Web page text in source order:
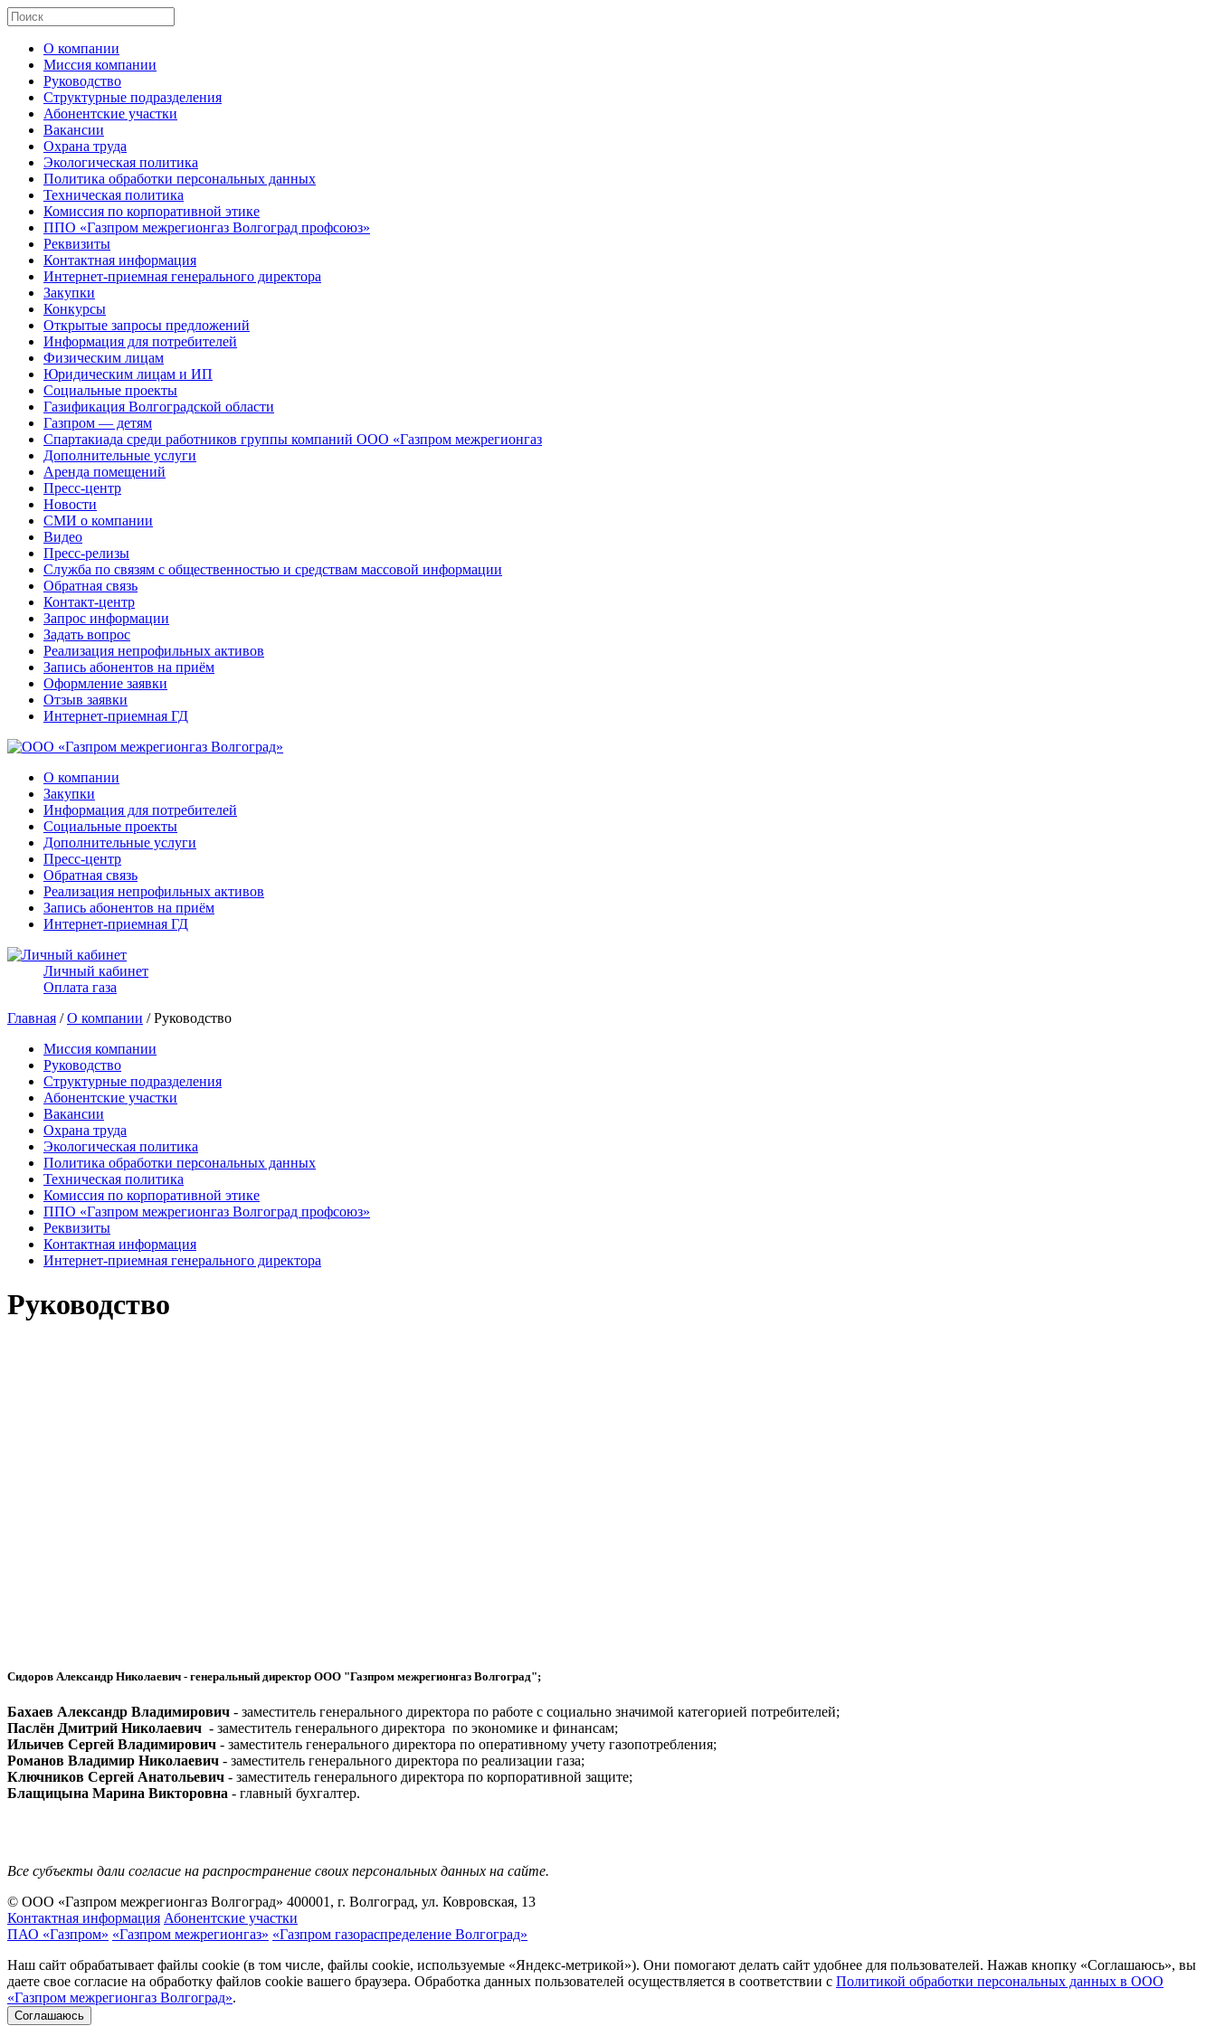
О компании
Миссия компании
Руководство
Структурные подразделения
Абонентские участки
Вакансии
Охрана труда
Экологическая политика
Политика обработки персональных данных
Техническая политика
Комиссия по корпоративной этике
ППО «Газпром межрегионгаз Волгоград профсоюз»
Реквизиты
Контактная информация
Интернет-приемная генерального директора
Закупки
Конкурсы
Открытые запросы предложений
Информация для потребителей
Физическим лицам
Юридическим лицам и ИП
Социальные проекты
Газификация Волгоградской области
Газпром — детям
Спартакиада среди работников группы компаний ООО «Газпром межрегионгаз
Дополнительные услуги
Аренда помещений
Пресс-центр
Новости
СМИ о компании
Видео
Пресс-релизы
Служба по связям с общественностью и средствам массовой информации
Обратная связь
Контакт-центр
Запрос информации
Задать вопрос
Реализация непрофильных активов
Запись абонентов на приём
Оформление заявки
Отзыв заявки
Интернет-приемная ГД
О компании
Закупки
Информация для потребителей
Социальные проекты
Дополнительные услуги
Пресс-центр
Обратная связь
Реализация непрофильных активов
Запись абонентов на приём
Интернет-приемная ГД
Личный кабинет
Оплата газа
Главная /О компании / Руководство
Миссия компании
Руководство
Структурные подразделения
Абонентские участки
Вакансии
Охрана труда
Экологическая политика
Политика обработки персональных данных
Техническая политика
Комиссия по корпоративной этике
ППО «Газпром межрегионгаз Волгоград профсоюз»
Реквизиты
Контактная информация
Интернет-приемная генерального директора
Руководство
Сидоров Александр Николаевич - генеральный директор ООО "Газпром межрегионгаз Волгоград";
Бахаев Александр Владимирович - заместитель генерального директора по работе с социально значимой категорией потребителей;
Паслён Дмитрий Николаевич - заместитель генерального директора по экономике и финансам;
Ильичев Сергей Владимирович - заместитель генерального директора по оперативному учету газопотребления;
Романов Владимир Николаевич - заместитель генерального директора по реализации газа;
Ключников Сергей Анатольевич - заместитель генерального директора по корпоративной защите;
Блащицына Марина Викторовна - главный бухгалтер.
Все субъекты дали согласие на распространение своих персональных данных на сайте.
© ООО «Газпром межрегионгаз Волгоград» 400001, г. Волгоград, ул. Ковровская, 13
Контактная информация Абонентские участки
ПАО «Газпром» «Газпром межрегионгаз» «Газпром газораспределение Волгоград»
Наш сайт обрабатывает файлы cookie (в том числе, файлы cookie, используемые «Яндекс-метрикой»). Они помогают делать сайт удобнее для пользователей. Нажав кнопку «Соглашаюсь», вы
даете свое согласие на обработку файлов cookie вашего браузера. Обработка данных пользователей осуществляется в соответствии с Политикой обработки персональных данных в ООО
«Газпром межрегионгаз Волгоград».
Соглашаюсь